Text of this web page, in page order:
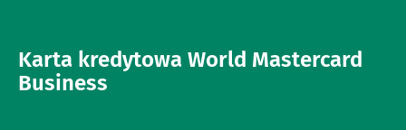
Karta kredytowa World Mastercard
Business